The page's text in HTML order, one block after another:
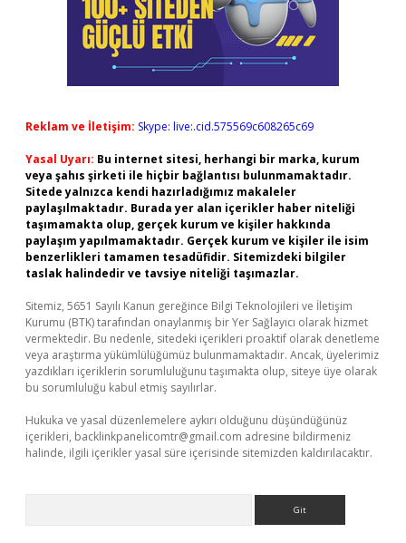
Reklam ve İletişim: Skype: live:.cid.575569c608265c69
Yasal Uyarı: Bu internet sitesi, herhangi bir marka, kurum
veya şahıs şirketi ile hiçbir bağlantısı bulunmamaktadır.
Sitede yalnızca kendi hazırladığımız makaleler
paylaşılmaktadır. Burada yer alan içerikler haber niteliği
taşımamakta olup, gerçek kurum ve kişiler hakkında
paylaşım yapılmamaktadır. Gerçek kurum ve kişiler ile isim
benzerlikleri tamamen tesadüfidir. Sitemizdeki bilgiler
taslak halindedir ve tavsiye niteliği taşımazlar.
Sitemiz, 5651 Sayılı Kanun gereğince Bilgi Teknolojileri ve İletişim
Kurumu (BTK) tarafından onaylanmış bir Yer Sağlayıcı olarak hizmet
vermektedir. Bu nedenle, sitedeki içerikleri proaktif olarak denetleme
veya araştırma yükümlülüğümüz bulunmamaktadır. Ancak, üyelerimiz
yazdıkları içeriklerin sorumluluğunu taşımakta olup, siteye üye olarak
bu sorumluluğu kabul etmiş sayılırlar.
Hukuka ve yasal düzenlemelere aykırı olduğunu düşündüğünüz
içerikleri, backlinkpanelicomtr@gmail.com adresine bildirmeniz
halinde, ilgili içerikler yasal süre içerisinde sitemizden kaldırılacaktır.